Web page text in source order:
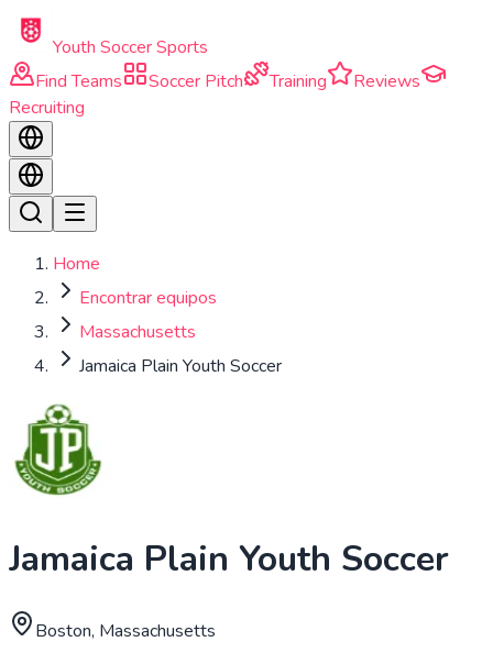
Skip to main content
Youth Soccer Sports
Find Teams
Soccer Pitch Training
Reviews
Recruiting
Home
Encontrar equipos
Massachusetts
Jamaica Plain Youth Soccer
Jamaica Plain Youth Soccer
Boston, Massachusetts